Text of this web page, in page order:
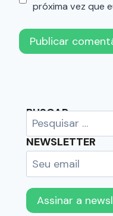
próxima vez que
BUSCAR
NEWSLETTER